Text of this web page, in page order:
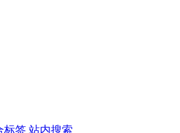
标签 站内搜索